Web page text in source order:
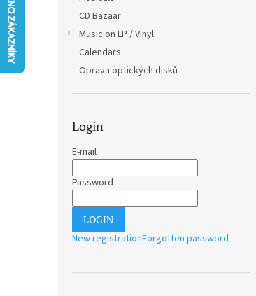
CD Bazaar
Music on LP / Vinyl
Calendars
Oprava optických disků
Login
E-mail
Password
LOGIN
New registrationForgotten password